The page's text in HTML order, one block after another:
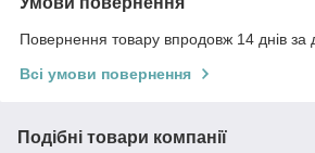
Повернення товару впродовж 14 днів за
Всі умови повернення
Подібні товари компанії